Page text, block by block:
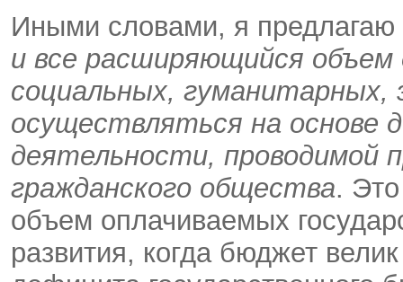
Иными словами, я
и все расширяющийся
социальных, гуманитарных,
осуществляться на основе
деятельности,
гражданского общества.
объем оплачиваемых
развития, когда бюджет